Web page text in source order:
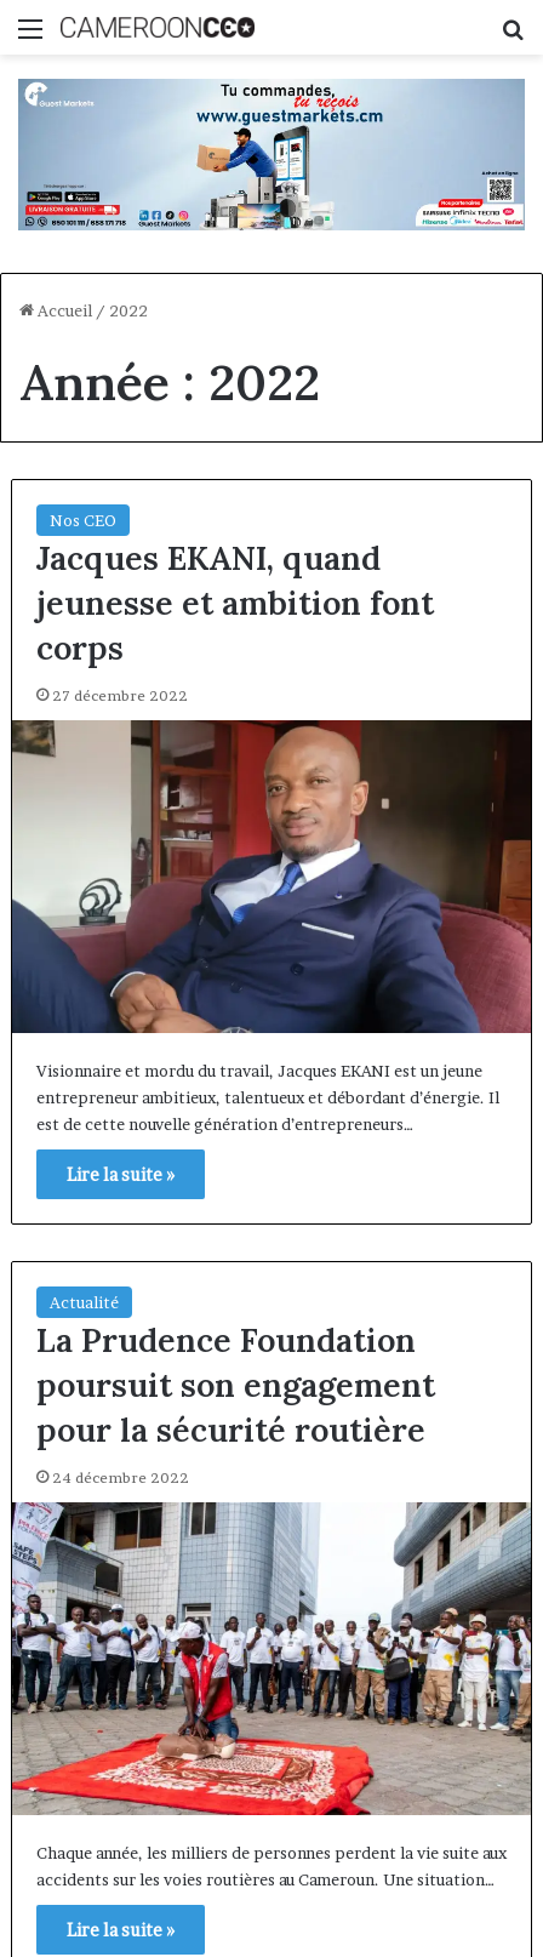
Menu
Accueil / 2022
Année : 2022
Nos CEO
Jacques EKANI, quand
jeunesse et ambition font
corps
27 décembre 2022
Visionnaire et mordu du travail, Jacques EKANI est un jeune
entrepreneur ambitieux, talentueux et débordant d’énergie. Il
est de cette nouvelle génération d’entrepreneurs…
Lire la suite »
Actualité
La Prudence Foundation
poursuit son engagement
pour la sécurité routière
24 décembre 2022
Chaque année, les milliers de personnes perdent la vie suite aux
accidents sur les voies routières au Cameroun. Une situation…
Lire la suite »